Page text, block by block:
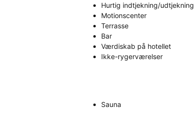
Hurtig indtjekning/udtjekning
Motionscenter
Terrasse
Bar
Værdiskab på hotellet
Ikke-rygerværelser
Sauna